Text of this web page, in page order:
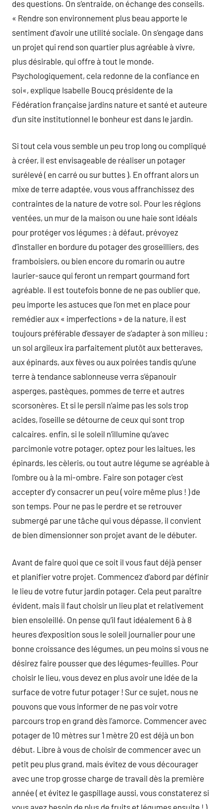
des questions. On s’entraide, on échange des conseils.
« Rendre son environnement plus beau apporte le
sentiment d’avoir une utilité sociale. On s’engage dans
un projet qui rend son quartier plus agréable à vivre,
plus désirable, qui offre à tout le monde.
Psychologiquement, cela redonne de la confiance en
soi«, explique Isabelle Boucq présidente de la
Fédération française jardins nature et santé et auteure
d’un site institutionnel le bonheur est dans le jardin.
Si tout cela vous semble un peu trop long ou compliqué
à créer, il est envisageable de réaliser un potager
surélevé ( en carré ou sur buttes ). En offrant alors un
mixe de terre adaptée, vous vous affranchissez des
contraintes de la nature de votre sol. Pour les régions
ventées, un mur de la maison ou une haie sont idéals
pour protéger vos légumes ; à défaut, prévoyez
d’installer en bordure du potager des groseilliers, des
framboisiers, ou bien encore du romarin ou autre
laurier-sauce qui feront un rempart gourmand fort
agréable. Il est toutefois bonne de ne pas oublier que,
peu importe les astuces que l’on met en place pour
remédier aux « imperfections » de la nature, il est
toujours préférable d’essayer de s’adapter à son milieu ;
un sol argileux ira parfaitement plutôt aux betteraves,
aux épinards, aux fèves ou aux poirées tandis qu’une
terre à tendance sablonneuse verra s’épanouir
asperges, pastèques, pommes de terre et autres
scorsonères. Et si le persil n’aime pas les sols trop
acides, l’oseille se détourne de ceux qui sont trop
calcaires. enfin, si le soleil n’illumine qu’avec
parcimonie votre potager, optez pour les laitues, les
épinards, les cèleris, ou tout autre légume se agréable à
l’ombre ou à la mi-ombre. Faire son potager c’est
accepter d’y consacrer un peu ( voire même plus ! ) de
son temps. Pour ne pas le perdre et se retrouver
submergé par une tâche qui vous dépasse, il convient
de bien dimensionner son projet avant de le débuter.
Avant de faire quoi que ce soit il vous faut déjà penser
et planifier votre projet. Commencez d’abord par définir
le lieu de votre futur jardin potager. Cela peut paraître
évident, mais il faut choisir un lieu plat et relativement
bien ensoleillé. On pense qu’il faut idéalement 6 à 8
heures d’exposition sous le soleil journalier pour une
bonne croissance des légumes, un peu moins si vous ne
désirez faire pousser que des légumes-feuilles. Pour
choisir le lieu, vous devez en plus avoir une idée de la
surface de votre futur potager ! Sur ce sujet, nous ne
pouvons que vous informer de ne pas voir votre
parcours trop en grand dès l’amorce. Commencer avec
potager de 10 mètres sur 1 mètre 20 est déjà un bon
début. Libre à vous de choisir de commencer avec un
petit peu plus grand, mais évitez de vous décourager
avec une trop grosse charge de travail dès la première
année ( et évitez le gaspillage aussi, vous constaterez si
vous avez besoin de plus de fruits et légumes ensuite ! )